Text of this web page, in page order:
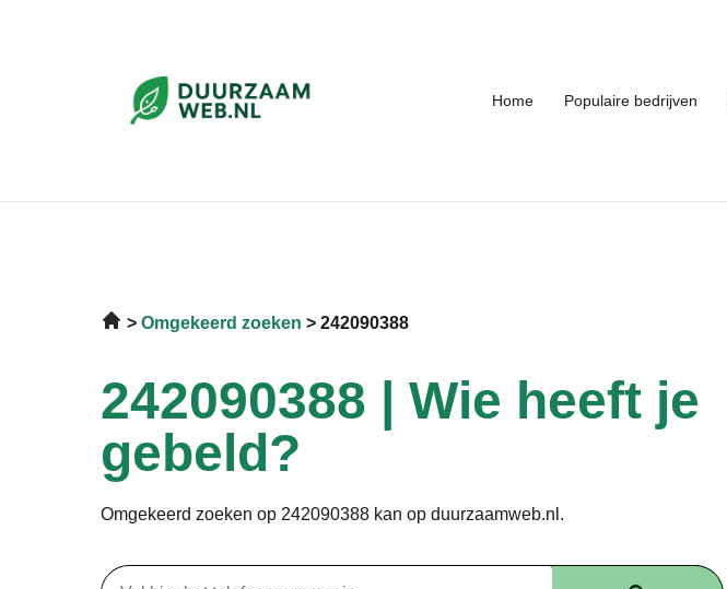
Home Populaire bedrijven
Omgekeerd zoeken 242090388
242090388 | Wie heeft je
gebeld?
Omgekeerd zoeken op 242090388 kan op duurzaamweb.nl.